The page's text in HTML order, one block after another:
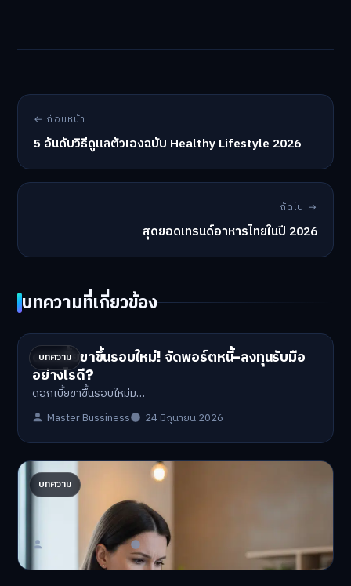
← ก่อนหน้า
5 อันดับวิธีดูแลตัวเองฉบับ Healthy Lifestyle 2026
ถัดไป →
สุดยอดเทรนด์อาหารไทยในปี 2026
บทความที่เกี่ยวข้อง
บทความ
ดอกเบี้ยขาขึ้นรอบใหม่! จัดพอร์ตหนี้-ลงทุนรับมือ
อย่างไรดี?
ดอกเบี้ยขาขึ้นรอบใหม่ม…
Master Bussiness 24 มิถุนายน 2026
บทความ
ปรับพอร์ตรับ ‘เงินดิจิทัล 2.0’ จัดสรรงบอย่างไรไม่
ให้พัง
'เงินดิจิทัล 2.0' มาแล…
Master Bussiness 23 มิถุนายน 2026